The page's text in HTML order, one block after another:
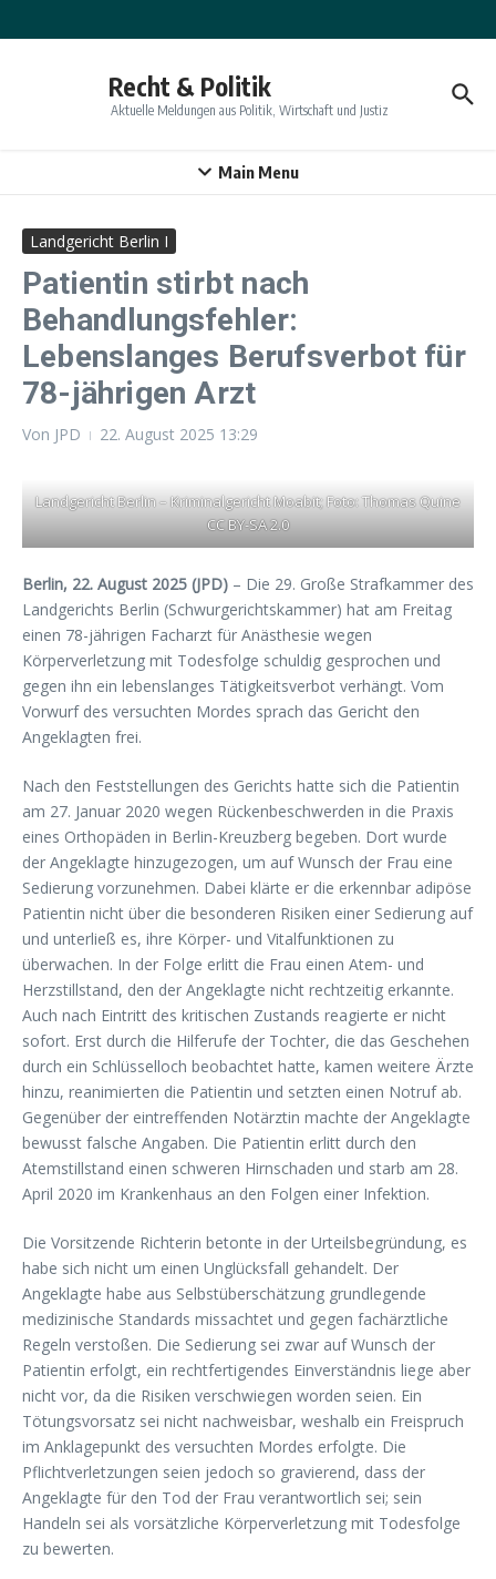
Recht & Politik
Aktuelle Meldungen aus Politik, Wirtschaft und Justiz
Main Menu
Landgericht Berlin I
Patientin stirbt nach
Behandlungsfehler:
Lebenslanges Berufsverbot für
78-jährigen Arzt
Von JPD 22. August 2025 13:29
Landgericht Berlin – Kriminalgericht Moabit; Foto: Thomas Quine
CC BY-SA 2.0
Berlin, 22. August 2025 (JPD) – Die 29. Große Strafkammer des
Landgerichts Berlin (Schwurgerichtskammer) hat am Freitag
einen 78-jährigen Facharzt für Anästhesie wegen
Körperverletzung mit Todesfolge schuldig gesprochen und
gegen ihn ein lebenslanges Tätigkeitsverbot verhängt. Vom
Vorwurf des versuchten Mordes sprach das Gericht den
Angeklagten frei.
Nach den Feststellungen des Gerichts hatte sich die Patientin
am 27. Januar 2020 wegen Rückenbeschwerden in die Praxis
eines Orthopäden in Berlin-Kreuzberg begeben. Dort wurde
der Angeklagte hinzugezogen, um auf Wunsch der Frau eine
Sedierung vorzunehmen. Dabei klärte er die erkennbar adipöse
Patientin nicht über die besonderen Risiken einer Sedierung auf
und unterließ es, ihre Körper- und Vitalfunktionen zu
überwachen. In der Folge erlitt die Frau einen Atem- und
Herzstillstand, den der Angeklagte nicht rechtzeitig erkannte.
Auch nach Eintritt des kritischen Zustands reagierte er nicht
sofort. Erst durch die Hilferufe der Tochter, die das Geschehen
durch ein Schlüsselloch beobachtet hatte, kamen weitere Ärzte
hinzu, reanimierten die Patientin und setzten einen Notruf ab.
Gegenüber der eintreffenden Notärztin machte der Angeklagte
bewusst falsche Angaben. Die Patientin erlitt durch den
Atemstillstand einen schweren Hirnschaden und starb am 28.
April 2020 im Krankenhaus an den Folgen einer Infektion.
Die Vorsitzende Richterin betonte in der Urteilsbegründung, es
habe sich nicht um einen Unglücksfall gehandelt. Der
Angeklagte habe aus Selbstüberschätzung grundlegende
medizinische Standards missachtet und gegen fachärztliche
Regeln verstoßen. Die Sedierung sei zwar auf Wunsch der
Patientin erfolgt, ein rechtfertigendes Einverständnis liege aber
nicht vor, da die Risiken verschwiegen worden seien. Ein
Tötungsvorsatz sei nicht nachweisbar, weshalb ein Freispruch
im Anklagepunkt des versuchten Mordes erfolgte. Die
Pflichtverletzungen seien jedoch so gravierend, dass der
Angeklagte für den Tod der Frau verantwortlich sei; sein
Handeln sei als vorsätzliche Körperverletzung mit Todesfolge
zu bewerten.